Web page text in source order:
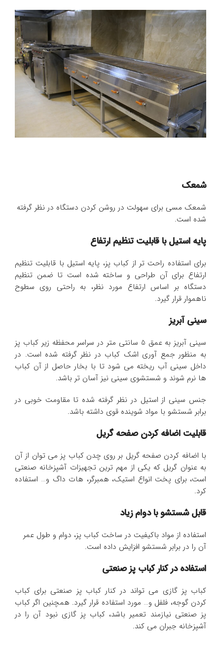
شمعک
شمعک مسی برای سهولت در روشن کردن دستگاه در نظر گرفته
شده است.
پایه استیل با قابلیت تنظیم ارتفاع
برای استفاده راحت تر از کباب پز، پایه استیل با قابلیت تنظیم
ارتفاع برای آن طراحی و ساخته شده است تا ضمن تنظیم
دستگاه بر اساس ارتفاع مورد نظر، به راحتی روی سطوح
ناهموار قرار گیرد.
سینی آبریز
سینی آبریز به عمق 5 سانتی متر در سراسر محفظه زیر کباب پز
به منظور جمع آوری اشک کباب در نظر گرفته شده است. در
داخل سینی آب ریخته می شود تا با بخار حاصل از آن کباب
ها نرم شوند و شستشوی سینی نیز آسان تر باشد.
جنس سینی از استیل در نظر گرفته شده تا مقاومت خوبی در
برابر شستشو با مواد شوینده قوی داشته باشد.
قابلیت اضافه کردن صفحه گریل
با اضافه کردن صفحه گریل بر روی چدن کباب پز می توان از آن
به عنوان گریل که یکی از مهم ترین تجهیزات آشپزخانه صنعتی
است، برای پخت انواع استیک، همبرگر، هات داگ و… استفاده
کرد.
قابل شستشو با دوام زیاد
استفاده از مواد باکیفیت در ساخت کباب پز، دوام و طول عمر
آن را در برابر شستشو افزایش داده است.
استفاده در کنار کباب پز صنعتی
کباب پز گازی می تواند در کنار کباب پز صنعتی برای کباب
کردن گوجه، فلفل و… مورد استفاده قرار گیرد. همچنین اگر کباب
پز صنعتی نیازمند تعمیر باشد، کباب پز گازی نبود آن را در
آشپزخانه جبران می کند.